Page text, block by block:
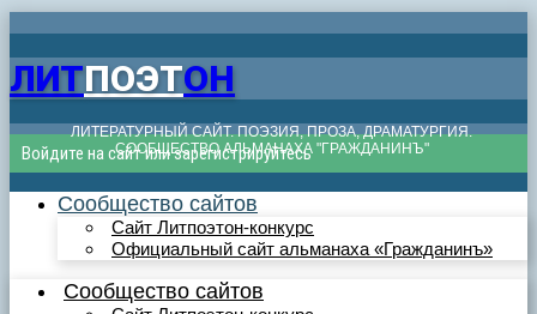
ЛИТПОЭТОН
ЛИТЕРАТУРНЫЙ САЙТ. ПОЭЗИЯ, ПРОЗА, ДРАМАТУРГИЯ.
СООБЩЕСТВО АЛЬМАНАХА "ГРАЖДАНИНЪ"
Войдите на сайт или зарегистрируйтесь
Сообщество сайтов
Сайт Литпоэтон-конкурс
Официальный сайт альманаха «Гражданинъ»
Сообщество сайтов